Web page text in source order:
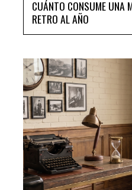
CUÁNTO CONSUME UNA
RETRO AL AÑO